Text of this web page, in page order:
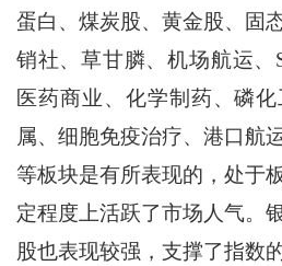
蛋白、煤炭股、黄金股、固
销社、草甘膦、机场航运、
医药商业、化学制药、磷
属、细胞免疫治疗、港口航
等板块是有所表现的，处于
定程度上活跃了市场人气。
股也表现较强，支撑了指数